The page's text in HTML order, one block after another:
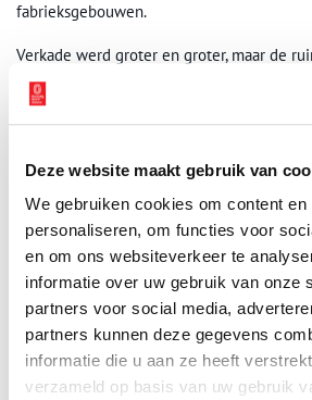
Deze website maakt gebruik van
We gebruiken cookies om content
personaliseren, om functies voor
en om ons websiteverkeer te
informatie over uw gebruik van onze
partners voor social media,
partners kunnen deze gegevens
informatie die u aan ze heeft
verzameld op basis van uw gebruik
fabrieksgebouwen.
Verkade werd groter en groter, maar de
niet onbeperkt beschikbaar. Daarom
de straat (Westzijde 103) in 1920 een
beschuitfabriek die al in 1928 werd
Molenaar, in een tamelijk strakke
de Amsterdamse School.